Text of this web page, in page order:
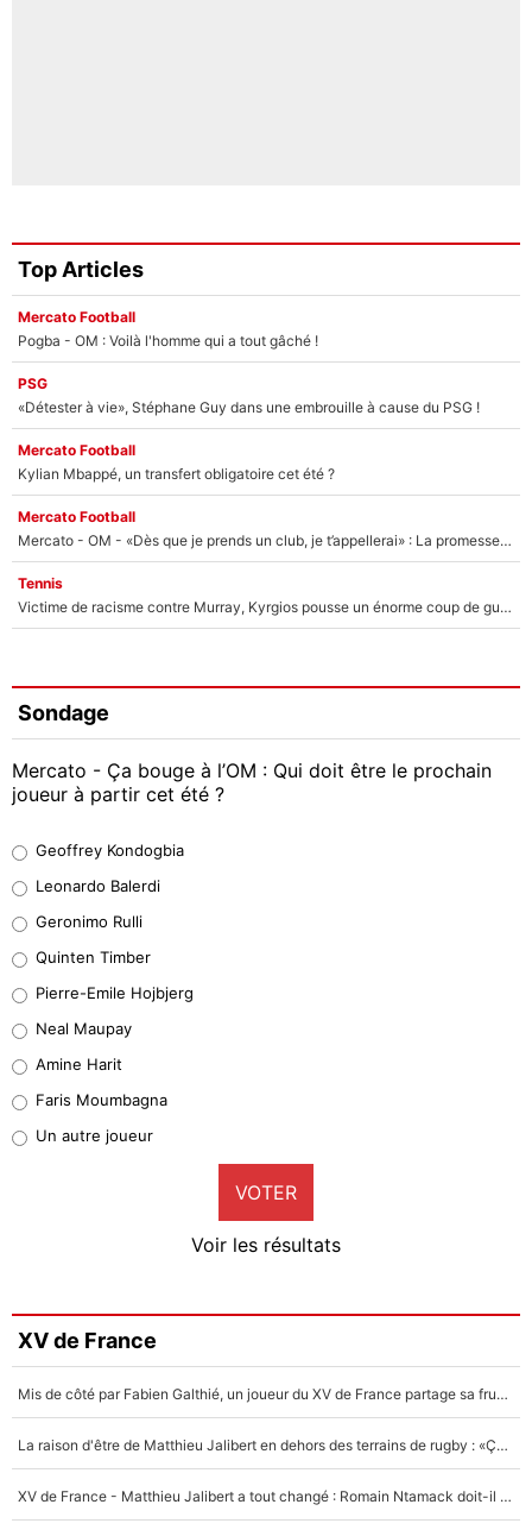
Top Articles
Mercato Football
Pogba - OM : Voilà l'homme qui a tout gâché !
PSG
«Détester à vie», Stéphane Guy dans une embrouille à cause du PSG !
Mercato Football
Kylian Mbappé, un transfert obligatoire cet été ?
Mercato Football
Mercato - OM - «Dès que je prends un club, je t’appellerai» : La promesse de Marcelino au moment de claquer la porte
Tennis
Victime de racisme contre Murray, Kyrgios pousse un énorme coup de gueule !
Sondage
Mercato - Ça bouge à l’OM : Qui doit être le prochain
joueur à partir cet été ?
38%
32%
5%
1%
9%
Faris Moumbagna
4%
Un autre joueur
5%
Geoffrey Kondogbia
Leonardo Balerdi
Geronimo Rulli
Quinten Timber
Pierre-Emile Hojbjerg
Neal Maupay
Amine Harit
Faris Moumbagna
Un autre joueur
VOTER
Voir les résultats
XV de France
Mis de côté par Fabien Galthié, un joueur du XV de France partage sa frustration : «ils ne me l’ont pas dit tout de suite»
La raison d'être de Matthieu Jalibert en dehors des terrains de rugby : «Ça m'atteint autant que si tu touches à un membre de ma famille»
XV de France - Matthieu Jalibert a tout changé : Romain Ntamack doit-il s’inquiéter pour sa place à un an de la Coupe du monde ?